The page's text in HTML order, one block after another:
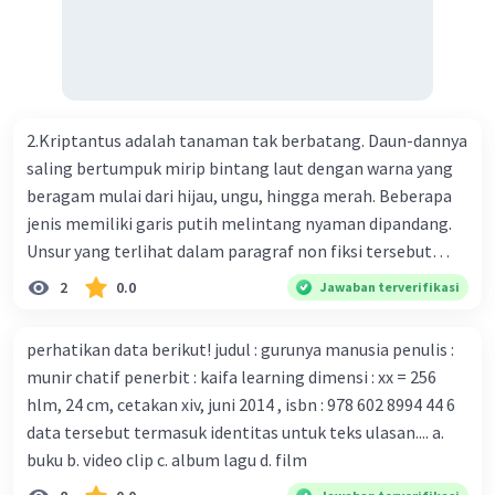
bersama sejumlah perusahaan biotek dan vaksin.
Beberapa waktu lalu, Kepala Laboratorium Identifikasi
Virus dari Institut Peter Doherty untuk Infeksi dan
kekebalan, Melbourne, Julian Druce, menyatakan mereka
mengembangkan virus Corona versi laboratorium dari
tubuh pasien yang terinfeksi untuk uji coba. Tanggapan
yang sesuai dengan berita tersebut adalah ... A.
serangan virus Corona dengan menemukan vaksin virus
tersebut. B. Para ilmuan perlu segera mempelajari virus
corona yang menjadi masalah besar bagi kesehatan dunia
karena persebarannya sangat cepat. C. Masyarakat perlu
mawas diri dan menjaga kesehatan dalam menghadapi
serangan virus corona yang mulai menyebar di Indonesia,
2.Kriptantus adalah tanaman tak berbatang. Daun-dannya
saling bertumpuk mirip bintang laut dengan warna yang
beragam mulai dari hijau, ungu, hingga merah. Beberapa
jenis memiliki garis putih melintang nyaman dipandang.
Unsur yang terlihat dalam paragraf non fiksi tersebut
adalah... A. cara menyajikan isi buku B. bahasa yang
digunakan C. tokoh dan penokohan D. penyajian alur cerita
2 0.0 Jawaban terverifikasi
perhatikan data berikut! judul : gurunya manusia penulis :
munir chatif penerbit : kaifa learning dimensi : xx = 256
hlm, 24 cm, cetakan xiv, juni 2014 , isbn : 978 602 8994 44 6
data tersebut termasuk identitas untuk teks ulasan.... a.
buku b. video clip c. album lagu d. film